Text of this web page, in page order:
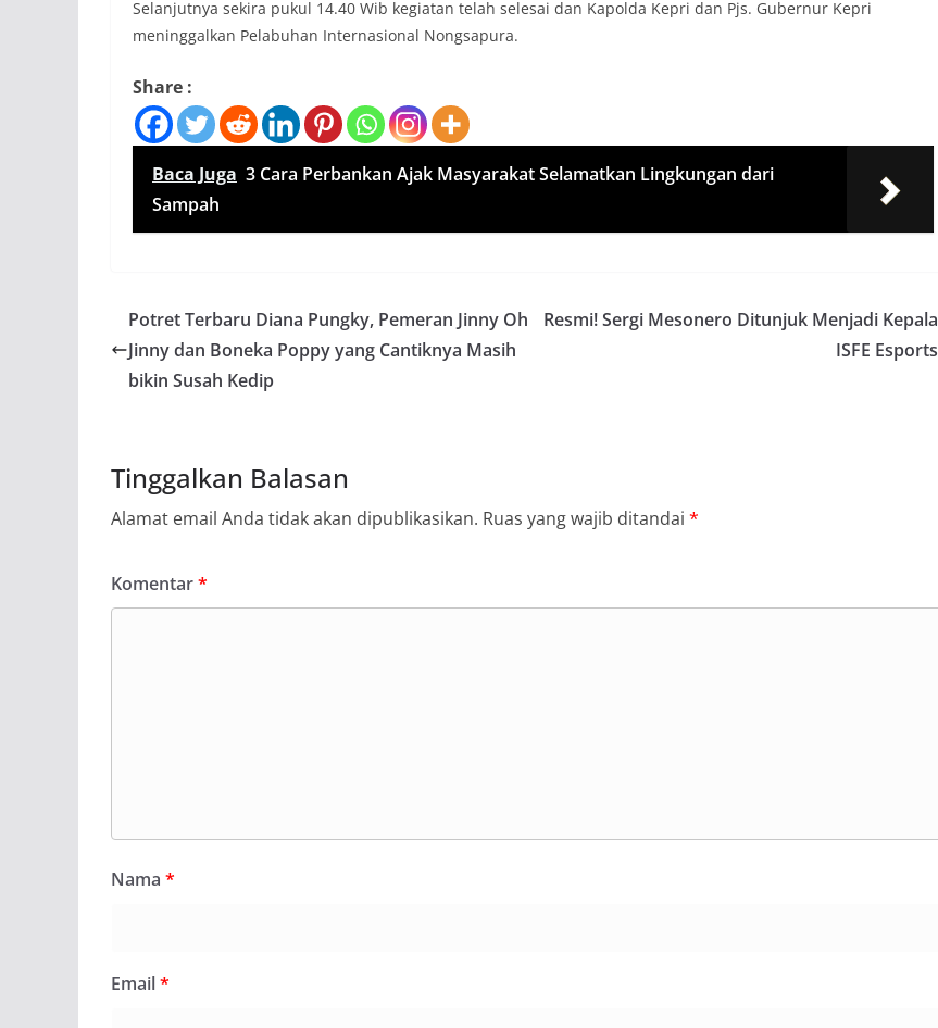
Selanjutnya sekira pukul 14.40 Wib kegiatan telah selesai dan Kapolda Kepri dan Pjs. Gubernur Kepri
meninggalkan Pelabuhan Internasional Nongsapura.
Share :
Baca Juga 3 Cara Perbankan Ajak Masyarakat Selamatkan Lingkungan dari
Sampah
Potret Terbaru Diana Pungky, Pemeran Jinny Oh
Jinny dan Boneka Poppy yang Cantiknya Masih
bikin Susah Kedip
Resmi! Sergi Mesonero Ditunjuk Menjadi Kepala
ISFE Esports
Tinggalkan Balasan
Alamat email Anda tidak akan dipublikasikan. Ruas yang wajib ditandai *
Komentar*
Nama *
Email*